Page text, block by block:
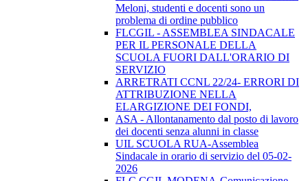
Meloni, studenti e docenti sono un
problema di ordine pubblico
FLCGIL - ASSEMBLEA SINDACALE
PER IL PERSONALE DELLA
SCUOLA FUORI DALL'ORARIO DI
SERVIZIO
ARRETRATI CCNL 22/24- ERRORI DI
ATTRIBUZIONE NELLA
ELARGIZIONE DEI FONDI,
ASA - Allontanamento dal posto di lavoro
dei docenti senza alunni in classe
UIL SCUOLA RUA-Assemblea
Sindacale in orario di servizio del 05-02-
2026